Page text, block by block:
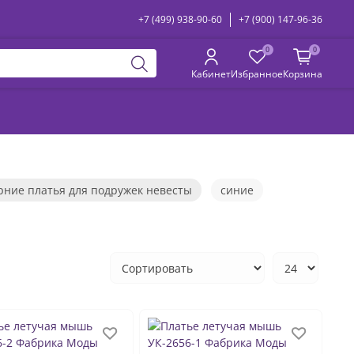
+7 (499) 938-90-60 +7 (900) 147-96-36
Кабинет
0
Избранное
0
Корзина
платья для подружек невесты
синие
зелёные